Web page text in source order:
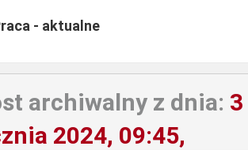
- aktualne
archiwalny z dnia: 3
2024, 09:45,